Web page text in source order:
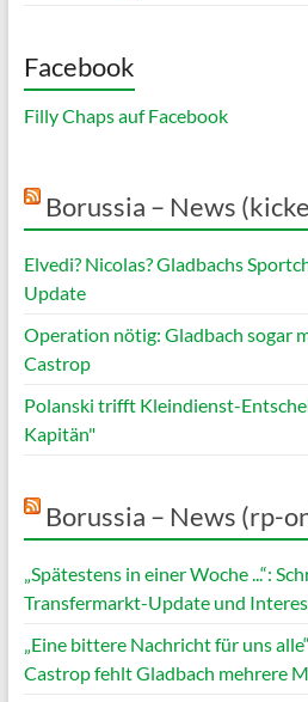
Facebook
Filly Chaps auf Facebook
Borussia – News
Elvedi? Nicolas? Gladbachs
Update
Operation nötig: Gladbach sogar
Castrop
Polanski trifft Kleindienst-
Kapitän"
Borussia – News (rp-
„Spätestens in einer Woche ...“:
Transfermarkt-Update und
„Eine bittere Nachricht für uns
Castrop fehlt Gladbach mehrere